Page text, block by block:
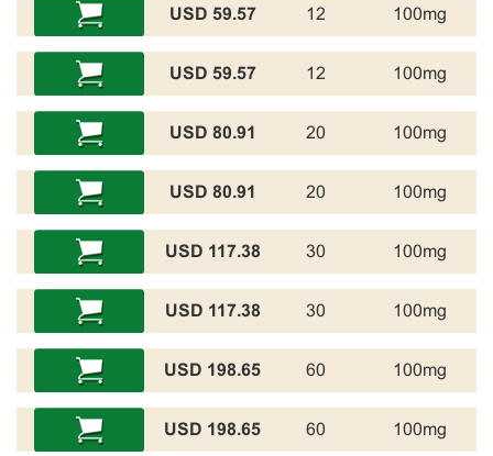
100mg
12
59.57 USD
100mg
12
59.57 USD
100mg
20
80.91 USD
100mg
20
80.91 USD
100mg
30
117.38 USD
100mg
30
117.38 USD
100mg
60
198.65 USD
100mg
60
198.65 USD